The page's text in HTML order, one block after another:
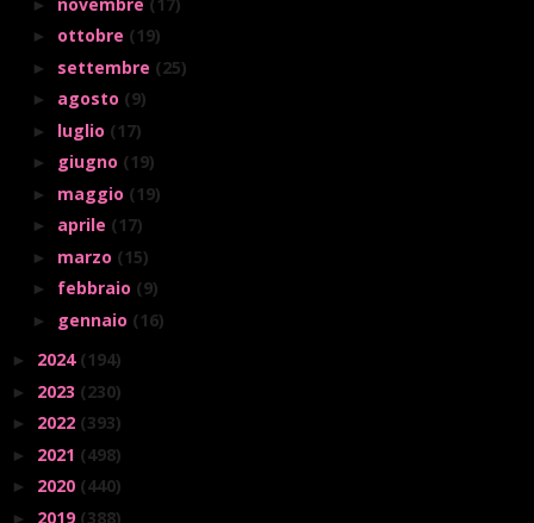
►
► ottobre (19)
► settembre (25)
► agosto (9)
► luglio (17)
► giugno (19)
► maggio (19)
► aprile (17)
► marzo (15)
► febbraio (9)
► gennaio (16)
► 2024 (194)
► 2023 (230)
► 2022 (393)
► 2021 (498)
► 2020 (440)
► 2019 (388)